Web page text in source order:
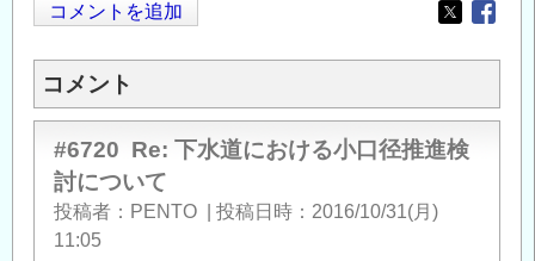
コメントを追加
Opens in
コメント
#6720 Re: 下水道における小口径推進検
討について
投稿者 PENTO 投稿日時
2016/10/31(月)
11:05